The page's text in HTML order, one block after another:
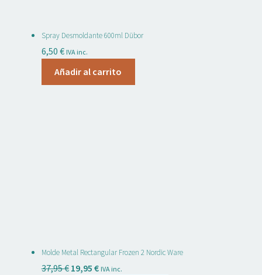
Spray Desmoldante 600ml Dübor
6,50 € IVA inc.
Añadir al carrito
Molde Metal Rectangular Frozen 2 Nordic Ware
37,95€ El
19,95 €ElIVA inc.